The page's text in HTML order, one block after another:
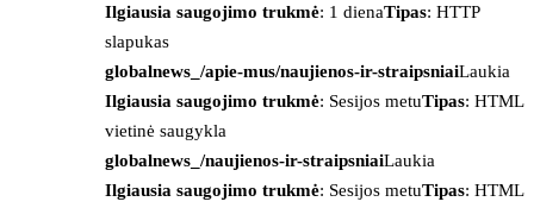
Ilgiausia saugojimo trukmė: 1 dienaTipas: HTTP
slapukas
globalnews_/apie-mus/naujienos-ir-straipsniaiLaukia
Ilgiausia saugojimo trukmė: Sesijos metuTipas: HTML
vietinė saugykla
globalnews_/naujienos-ir-straipsniaiLaukia
Ilgiausia saugojimo trukmė: Sesijos metuTipas: HTML